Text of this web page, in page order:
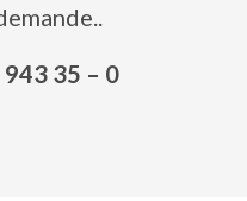
35 – 0